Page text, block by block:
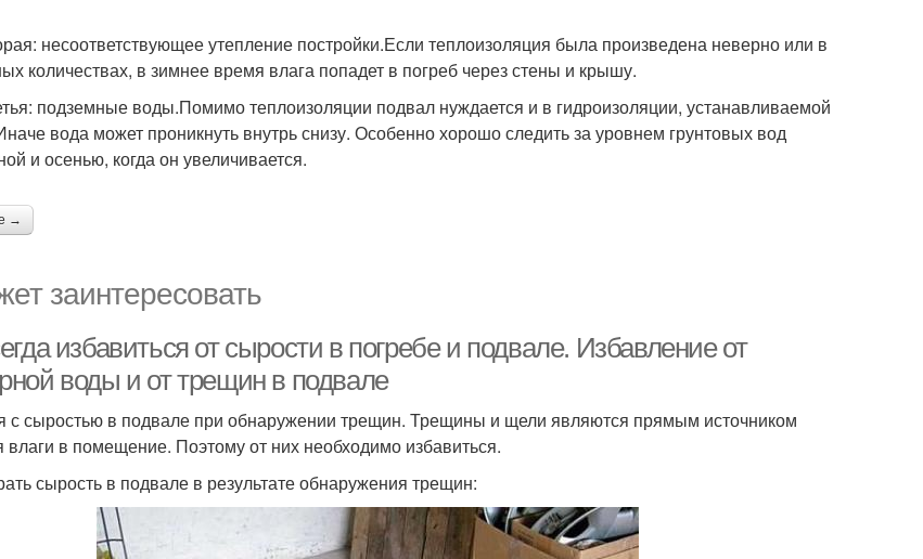
несоответствующее утепление постройки.Если теплоизоляция была произведена неверно или в
количествах, в зимнее время влага попадет в погреб через стены и крышу.
подземные воды.Помимо теплоизоляции подвал нуждается и в гидроизоляции, устанавливаемой
вода может проникнуть внутрь снизу. Особенно хорошо следить за уровнем грунтовых вод
и осенью, когда он увеличивается.
→
заинтересовать
избавиться от сырости в погребе и подвале. Избавление от
воды и от трещин в подвале
с сыростью в подвале при обнаружении трещин. Трещины и щели являются прямым источником
влаги в помещение. Поэтому от них необходимо избавиться.
сырость в подвале в результате обнаружения трещин: